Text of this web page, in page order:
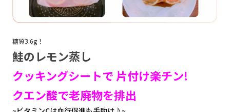
糖質3.6g！
鮭のレモン蒸し
クッキングシートで 片付け楽チン!
クエン酸で老廃物を排出